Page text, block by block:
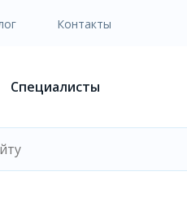
Контакты
Специалисты